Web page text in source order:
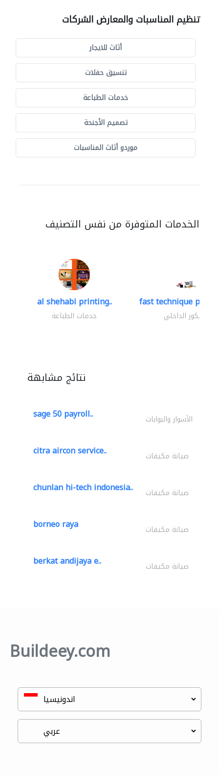
تنظيم المناسبات والمعارض الشركات
أثاث للايجار
تنسيق حفلات
خدمات الطباعة
تصميم الأجنحة
موردو أثاث المناسبات
الخدمات المتوفرة من نفس التصنيف
al shehabi printing..
خدمات الطباعة
fast technique pre-
الديكور الداخلي
نتائج مشابهة
sage 50 payroll.. الأسوار والبوابات
citra aircon service.. صيانة مكيفات
chunlan hi-tech indonesia.. صيانة مكيفات
borneo raya صيانة مكيفات
berkat andijaya e.. صيانة مكيفات
Buildeey.com